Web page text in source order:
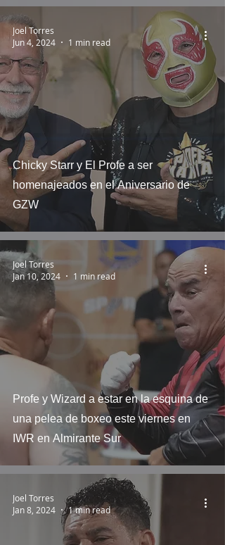
Chicky Starr y El Profe a ser
homenajeados en el Aniversario de
GZW
Joel Torres
Jun 4, 2024
1 min read
Profe y Wizard a estar en la esquina de
una pelea de boxeo este viernes en
IWR en Almirante Sur
Joel Torres
Jan 10, 2024
1 min read
Joel Torres
Jan 8, 2024
1 min read